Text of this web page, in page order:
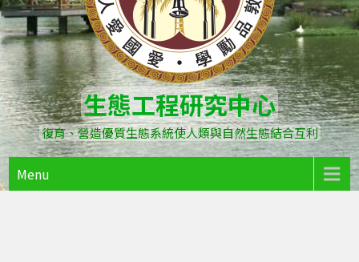
生態工程研究中心
復育、營造優質生態系統使人類與自然生態結合互利
Menu